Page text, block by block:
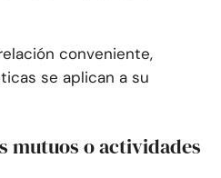
conveniente,
se aplican a su
mutuos o actividades